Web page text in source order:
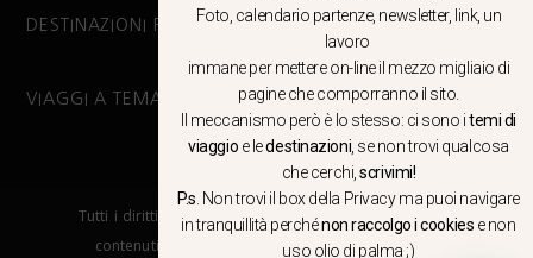
DESTINAZIONI PRINCIPALI
VIAGGI A TEMA
Tutti i diritti riservati. E’ vietata la copia e la riproduzione dei
contenuti in qualsiasi modo o forma. – COPYRIGHT ©LA
Foto, calendario partenze, newsletter, link, un
lavoro
immane per mettere on-line il mezzo migliaio di
pagine che comporranno il sito.
Il meccanismo però è lo stesso: ci sono itemi di
viaggio e ledestinazioni , se non trovi qualcosa
che cerchi,scrivimi!
P.s . Non trovi il box della Privacy ma puoi navigare
in tranquillità perchénon raccolgo i cookies e non
uso olio di palma ;)